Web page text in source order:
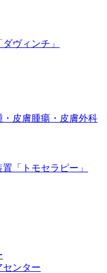
ヴィンチ」
・皮膚腫瘍・皮膚外科
「トモセラピー」
センター